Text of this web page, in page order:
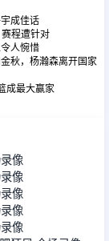
成佳话
程遭针对
人惋惜
秋，杨瀚森离开国家
成最大赢家
像
像
像
像
像